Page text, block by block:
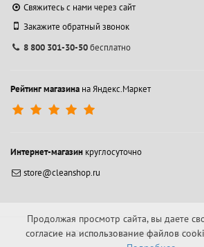
Свяжитесь с нами через сайт
Закажите обратный звонок
8 800 301-30-50бесплатно
Рейтинг магазина на Яндекс.Маркет
Интернет-магазин круглосуточно
store@cleanshop.ru
© 1994-2026 Контакт Интернейшнл АО.
Продолжая просмотр сайта, вы даете
согласие на использование файлов